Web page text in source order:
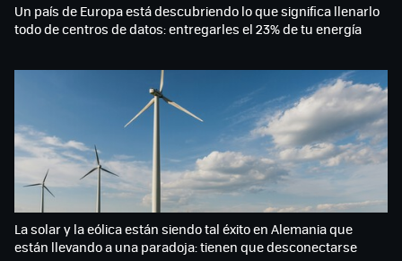
Un país de Europa está descubriendo lo que significa llenarlo
todo de centros de datos: entregarles el 23% de tu energía
La solar y la eólica están siendo tal éxito en Alemania que
están llevando a una paradoja: tienen que desconectarse